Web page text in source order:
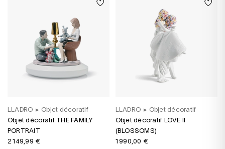
LLADRO ▸ Objet décoratif
Objet décoratif THE FAMILY
PORTRAIT
2 149,99 €
LLADRO ▸ Objet décoratif
Objet décoratif LOVE II
(BLOSSOMS)
1 990,00 €